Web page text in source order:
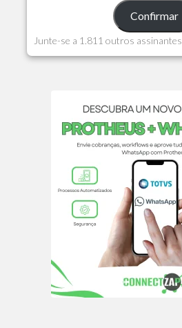
Confirmar
Junte-se a 1.811 outros assinantes